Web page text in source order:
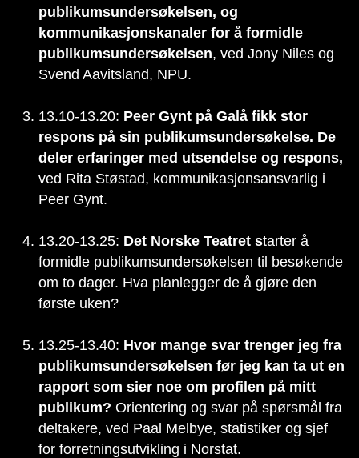
publikumsundersøkelsen, og
kommunikasjonskanaler for å formidle
publikumsundersøkelsen, ved Jony Niles og
Svend Aavitsland, NPU.
13.10-13.20: Peer Gynt på Galå fikk stor
respons på sin publikumsundersøkelse. De
deler erfaringer med utsendelse og respons,
ved Rita Støstad, kommunikasjonsansvarlig i
Peer Gynt.
13.20-13.25: Det Norske Teatret starter å
formidle publikumsundersøkelsen til besøkende
om to dager. Hva planlegger de å gjøre den
første uken?
13.25-13.40: Hvor mange svar trenger jeg fra
publikumsundersøkelsen før jeg kan ta ut en
rapport som sier noe om profilen på mitt
publikum? Orientering og svar på spørsmål fra
deltakere, ved Paal Melbye, statistiker og sjef
for forretningsutvikling i Norstat.